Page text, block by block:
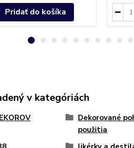
Pridať do košíka
v kategóriách
Dekorované
použitia